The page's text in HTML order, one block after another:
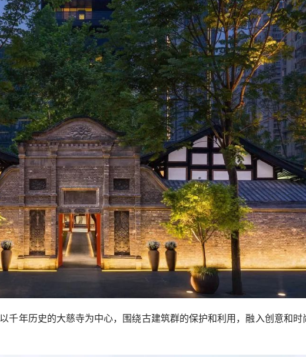
千年历史的大慈寺为中心，围绕古建筑群的保护和利用，融入创意和时